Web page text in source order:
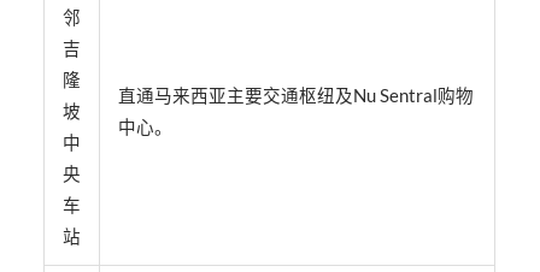
邻
吉
隆
坡
中
央
车
站
直通马来西亚主要交通枢纽及Nu Sentral购物
中心。